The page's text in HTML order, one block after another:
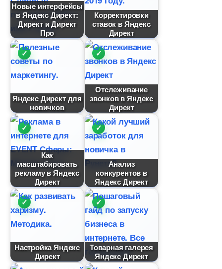
Новые интерфейсы
Яндекс Директ:
Директ и Директ
Про
Корректировки
ставок в Яндекс
Директ
Яндекс Директ для
новичко
Отслеживание
звонков в Яндекс
Директ
Как
масштабировать
рекламу в Яндекс
Директ
Анализ
конкуренто
Яндекс Директ
Настройка Яндекс
Директ
Товарная галерея
Яндекс Директ